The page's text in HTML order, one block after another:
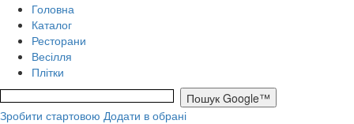
Головна
Каталог
Ресторани
Весілля
Плітки
Зробити стартовою Додати в обрані